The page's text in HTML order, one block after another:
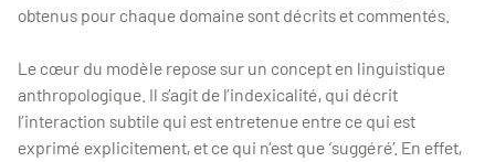
obtenus pour chaque domaine sont décrits et commentés.
Le cœur du modèle repose sur un concept en linguistique
anthropologique. Il s’agit de l’indexicalité, qui décrit
l’interaction subtile qui est entretenue entre ce qui est
exprimé explicitement, et ce qui n’est que ‘suggéré’. En effet,